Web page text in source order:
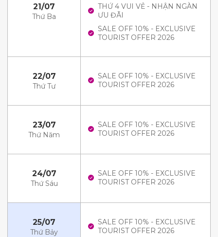
21/07
Thứ Ba
THỨ 4 VUI VẺ - NHẬN NGÀN
ƯU ĐÃI
SALE OFF 10% - EXCLUSIVE
TOURIST OFFER 2026
22/07
Thứ Tư
SALE OFF 10% - EXCLUSIVE
TOURIST OFFER 2026
23/07
Thứ Năm
SALE OFF 10% - EXCLUSIVE
TOURIST OFFER 2026
24/07
Thứ Sáu
SALE OFF 10% - EXCLUSIVE
TOURIST OFFER 2026
25/07
Thứ Bảy
SALE OFF 10% - EXCLUSIVE
TOURIST OFFER 2026